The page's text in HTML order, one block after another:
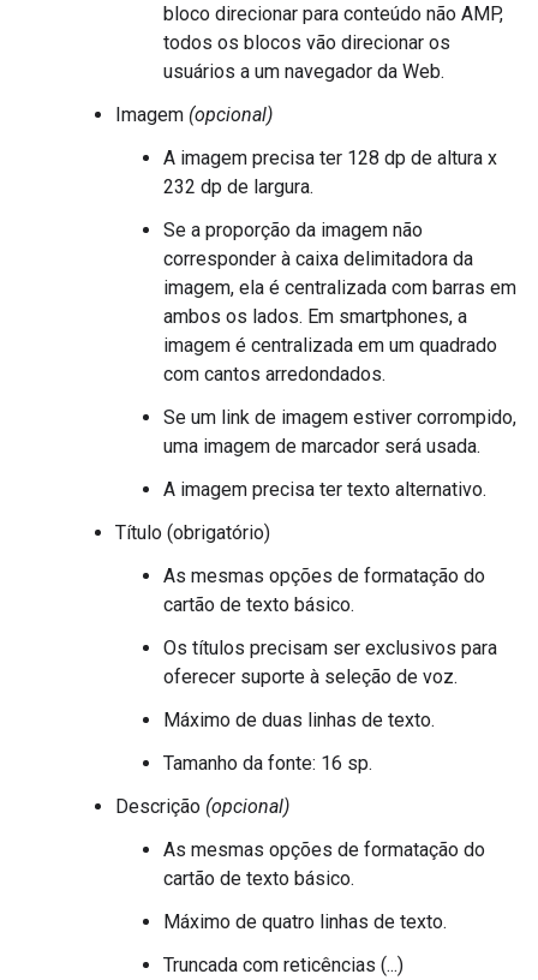
bloco direcionar para conteúdo não AMP,
todos os blocos vão direcionar os
usuários a um navegador da Web.
Imagem (opcional)
A imagem precisa ter 128 dp de altura x
232 dp de largura.
Se a proporção da imagem não
corresponder à caixa delimitadora da
imagem, ela é centralizada com barras em
ambos os lados. Em smartphones, a
imagem é centralizada em um quadrado
com cantos arredondados.
Se um link de imagem estiver corrompido,
uma imagem de marcador será usada.
A imagem precisa ter texto alternativo.
Título (obrigatório)
As mesmas opções de formatação do
cartão de texto básico.
Os títulos precisam ser exclusivos para
oferecer suporte à seleção de voz.
Máximo de duas linhas de texto.
Tamanho da fonte: 16 sp.
Descrição (opcional)
As mesmas opções de formatação do
cartão de texto básico.
Máximo de quatro linhas de texto.
Truncada com reticências (...)